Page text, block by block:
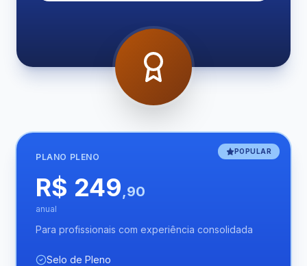
POPULAR
PLANO PLENO
R$ 249,90
anual
Para profissionais com experiência consolidada
Selo de Pleno